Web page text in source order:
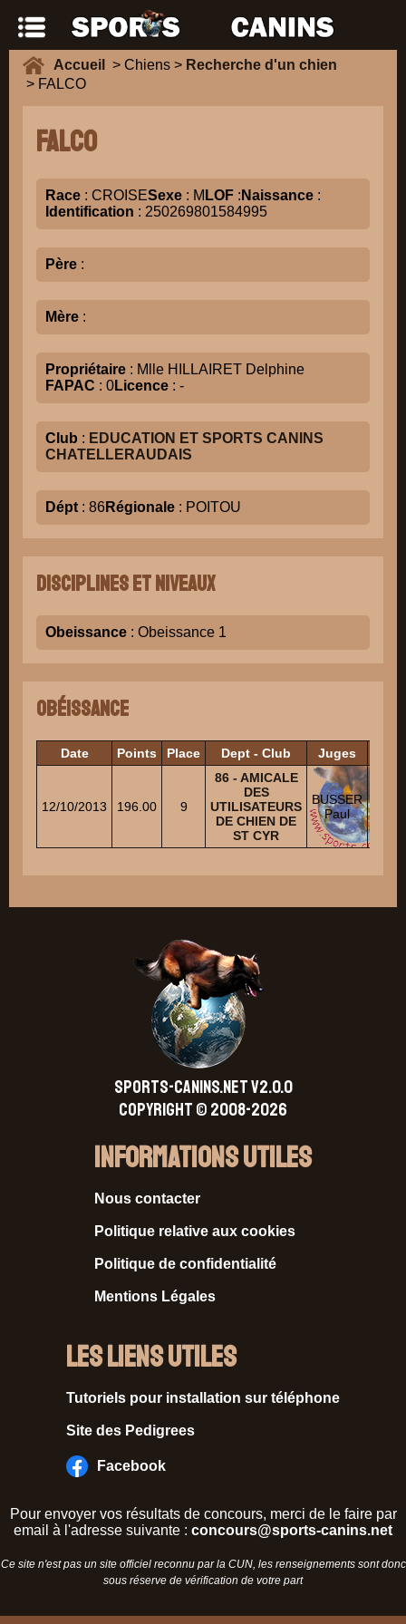
Accueil > Chiens > Recherche d'un chien
> FALCO
FALCO
Race : CROISESexe : M LOF : Naissance :
Identification : 250269801584995
Père :
Mère :
Propriétaire : Mlle HILLAIRET Delphine
FAPAC : 0Licence : -
Club : EDUCATION ET SPORTS CANINS
CHATELLERAUDAIS
Dépt : 86Régionale : POITOU
Disciplines et niveaux
Obeissance : Obeissance 1
Obéissance
Date Points Place Dept - Club Juges
12/10/2013 196.00 9
86 - AMICALE
DES
UTILISATEURS
DE CHIEN DE
ST CYR
BUSSER
Paul
SPORTS-CANINS.NET V2.0.0
Copyright © 2008-2026
Informations Utiles
Nous contacter
Politique relative aux cookies
Politique de confidentialité
Mentions Légales
Les liens utiles
Tutoriels pour installation sur téléphone
Site des Pedigrees
Facebook
Pour envoyer vos résultats de concours, merci de le faire par
email à l'adresse suivante : concours@sports-canins.net
Ce site n'est pas un site officiel reconnu par la CUN, les renseignements sont donc
sous réserve de vérification de votre part